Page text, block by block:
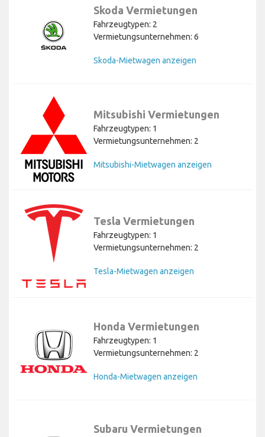
Skoda Vermietungen
Fahrzeugtypen: 2
Vermietungsunternehmen: 6
Skoda-Mietwagen anzeigen
Mitsubishi Vermietungen
Fahrzeugtypen: 1
Vermietungsunternehmen: 2
Mitsubishi-Mietwagen anzeigen
Tesla Vermietungen
Fahrzeugtypen: 1
Vermietungsunternehmen: 2
Tesla-Mietwagen anzeigen
Honda Vermietungen
Fahrzeugtypen: 1
Vermietungsunternehmen: 2
Honda-Mietwagen anzeigen
Subaru Vermietungen